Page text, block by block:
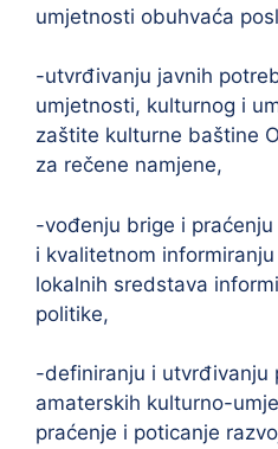
umjetnosti obuhvaća
-utvrđivanju javnih
umjetnosti, kulturnog i
zaštite kulturne baštine
za rečene namjene,
-vođenju brige i
i kvalitetnom
lokalnih sredstava
politike,
-definiranju i utvrđivanju
amaterskih kulturno-
praćenje i poticanje